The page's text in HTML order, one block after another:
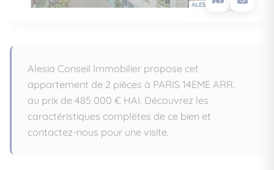
Alesia Conseil Immobilier propose cet
appartement de 2 pièces à PARIS 14EME ARR.
au prix de 485 000 € HAI. Découvrez les
caractéristiques complètes de ce bien et
contactez-nous pour une visite.